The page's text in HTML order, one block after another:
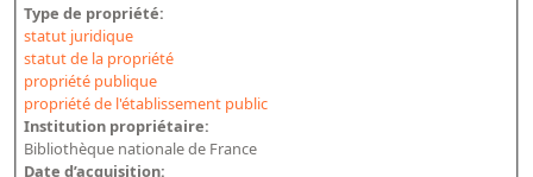
Type de propriété:
statut juridique
statut de la propriété
propriété publique
propriété de l'établissement public
Institution propriétaire:
Bibliothèque nationale de France
Date d’acquisition: